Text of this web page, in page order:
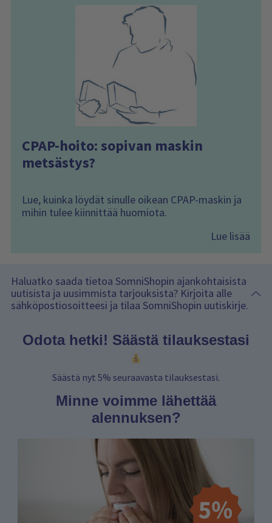
CPAP-hoito: sopivan maskin
metsästys?
Lue, kuinka löydät sinulle oikean CPAP-maskin ja
mihin tulee kiinnittää huomiota.
Lue lisää
Haluatko saada tietoa SomniShopin ajankohtaisista
uutisista ja uusimmista tarjouksista? Kirjoita alle
sähköpostiosoitteesi ja tilaa SomniShopin uutiskirje.
Odota hetki! Säästä tilauksestasi
Säästä nyt 5% seuraavasta tilauksestasi.
Minne voimme lähettää
alennuksen?